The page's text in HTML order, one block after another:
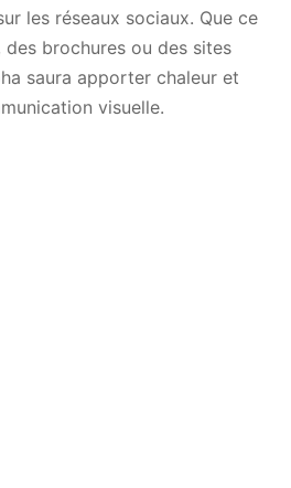
les réseaux sociaux. Que ce
brochures ou des sites
saura apporter chaleur et
visuelle.